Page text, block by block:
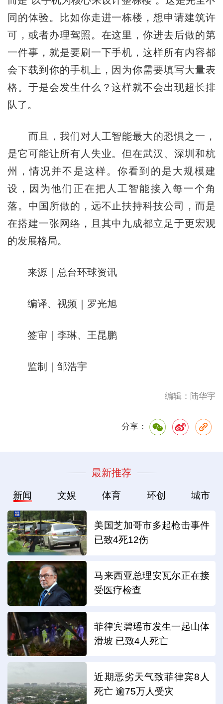
同的体验。比如你走进一栋楼，想申请建筑许
可，或者办理驾照。在这里，你进去后做的第
一件事，就是要刷一下手机，这样所有内容都
会下载到你的手机上，因为你需要填写大量表
格。于是会发生什么？这样就不会出现超长排
队了。
而且，我们对人工智能最大的恐惧之一，
是它可能让所有人失业。但在武汉、深圳和杭
州，情况并不是这样。你看到的是大规模建
设，因为他们正在把人工智能接入每一个角
落。中国所做的，远不止扶持科技公司，而是
在搭建一张网络，且其中九成都立足于更宏观
的发展格局。
来源｜总台环球资讯
编译、视频｜罗光旭
签审｜李琳、王昆鹏
监制｜邹浩宇
编辑：陆华宇
分享：
最新推荐
新闻 文娱 体育 环创 城市
美国芝加哥市多起枪击事件
已致4死12伤
马来西亚总理安瓦尔正在接
受医疗检查
菲律宾碧瑶市发生一起山体
滑坡 已致4人死亡
近期恶劣天气致菲律宾8人
死亡 逾75万人受灾